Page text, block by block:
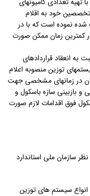
خود به اقلام
نموده است که با در
کمترین زمان ممکن صورت
انعقاد قراردادهای
توزین منصوبه اعلام
در زمانهای مشخصی جهت
بازبینی سازه باسکول و
فوق اقدامات لازم صورت
سازمان ملی استاندارد
سیستم های توزین